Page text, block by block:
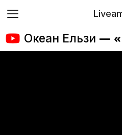
Океан Ельзи —